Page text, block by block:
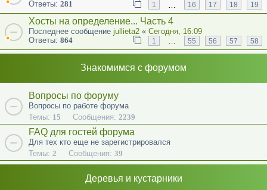
Ответы: 281 1 16 17 18 19
Хосты на определение... Часть 4
Последнее сообщение jullieta2 « Сегодня, 16:09
Ответы: 864 1 … 55 56 57 58
Знакомимся с форумом
Вопросы по форуму
Вопросы по работе форума
Темы: 15 Сообщения: 2239
FAQ для гостей форума
Для тех кто еще не зарегистрировался
Темы: 2 Сообщения: 39
Деревья и кустарники